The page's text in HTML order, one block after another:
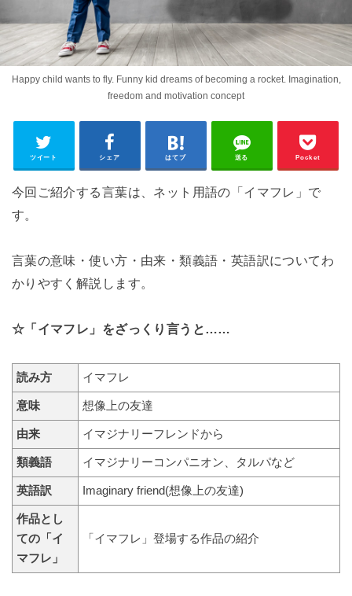
Happy child wants to fly. Funny kid dreams of becoming a rocket. Imagination,
freedom and motivation concept
ツイート シェア はてブ 送る Pocket
今回ご紹介する言葉は、ネット用語の「イマフレ」で
す。
言葉の意味・使い方・由来・類義語・英語訳についてわ
かりやすく解説します。
☆「イマフレ」をざっくり言うと……
読み方 イマフレ
意味 想像上の友達
由来 イマジナリーフレンドから
類義語 イマジナリーコンパニオン、タルパなど
英語訳 Imaginary friend(想像上の友達)
作品とし
ての「イ
マフレ」
「イマフレ」登場する作品の紹介